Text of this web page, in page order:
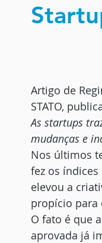
Artigo de
STATO,
As startups
mudanças e
Nos últimos
fez os
elevou a
propício para
O fato é que
aprovada já